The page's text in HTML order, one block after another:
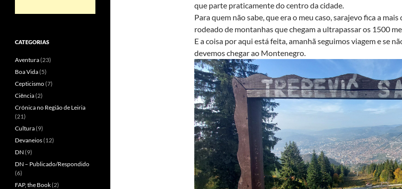
que parte praticamente do centro da cidade.
Para quem não sabe, que era o meu caso, sarajevo fica a
rodeado de montanhas que chegam a ultrapassar os 1500
E a coisa por aqui está feita, amanhã seguimos viagem e se
devemos chegar ao Montenegro.
CATEGORIAS
Aventura(23)
Boa Vida(5)
Cepticismo(7)
Ciência(2)
Crónica no Região de Leiria
(21)
Cultura(9)
Devaneios(12)
DN (9)
DN – Publicado/Respondido
(6)
FAP, the Book(2)